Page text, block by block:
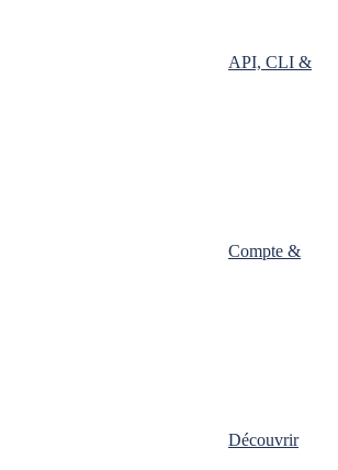
API, CLI &
Compte &
Découvrir